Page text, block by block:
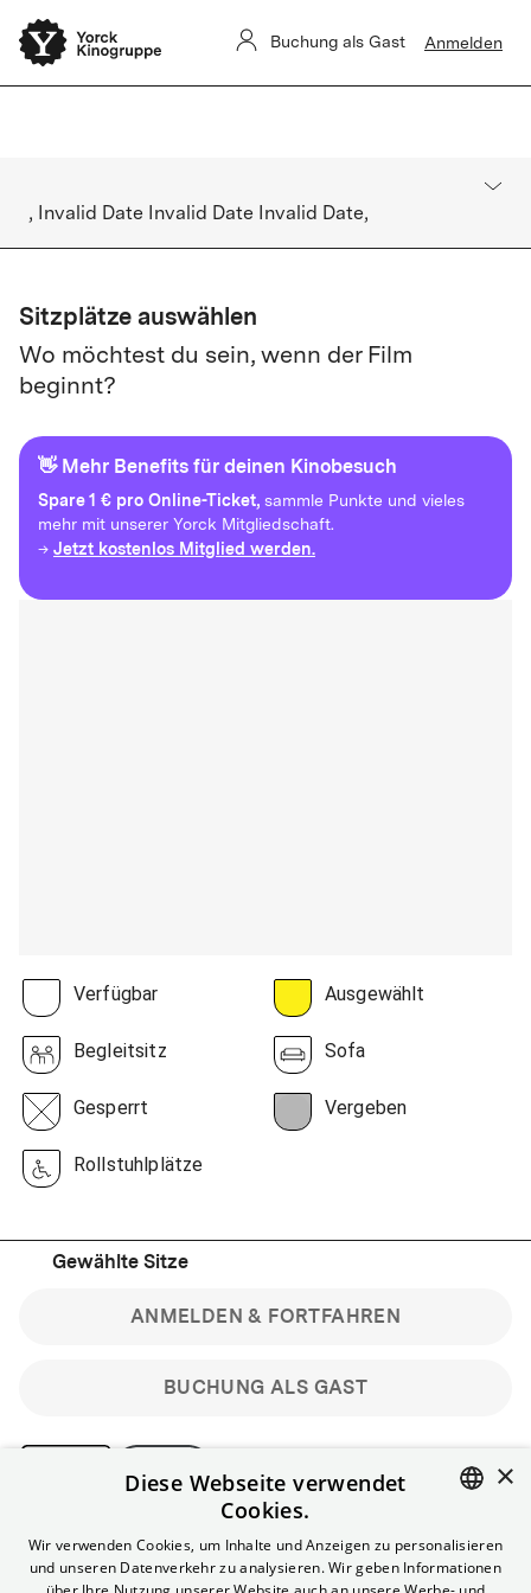
Yorck Unlimited-Aboverwaltung ist derzeit eingeschränkt.
Buchungen sind nicht betroffen.
Buchung als Gast Anmelden
, Invalid Date Invalid Date Invalid Date,
Sitzplätze auswählen
Wo möchtest du sein, wenn der Film
beginnt?
👋 Mehr Benefits für deinen Kinobesuch
Spare1 € pro Online-Ticket, sammle Punkte und vieles
mehr mit unserer Yorck Mitgliedschaft.
→ Jetzt kostenlos Mitglied werden.
Verfügbar Ausgewählt
Begleitsitz Sofa
Gesperrt Vergeben
Rollstuhlplätze
Gewählte Sitze
BUCHUNG ALS GAST
ANMELDEN & FORTFAHREN
Bitte beachte: Gastbuchungen sind nicht stornierbar.
Registriere dich kostenlos für bis zu 90 min vor Filmbeginn
stornierbare Tickets für reguläre Vorstellungen.
ENGLISH
×
Diese Webseite verwendet
Cookies.
Wir verwenden Cookies, um Inhalte und Anzeigen zu personalisieren
und unseren Datenverkehr zu analysieren. Wir geben Informationen